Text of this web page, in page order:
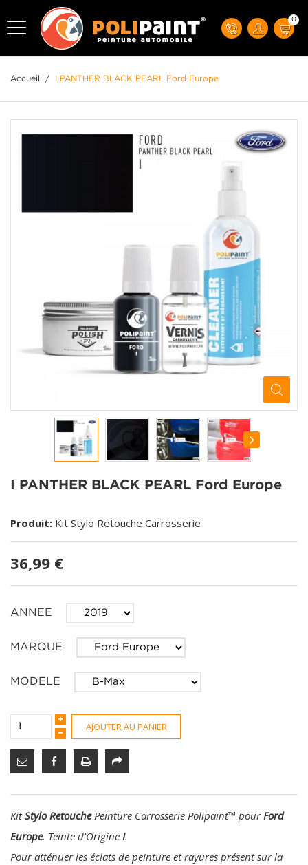
0
Accueil / I PANTHER BLACK PEARL Ford Europe
I PANTHER BLACK PEARL Ford Europe
Produit: Kit Stylo Retouche Carrosserie
36,99 €
ANNEE
MARQUE
MODELE
AJOUTER AU PANIER
KitStylo RetouchePeinture Carrosserie Polipaint™ pourFord
Europe. Teinte d'Origine I.
Pour atténuer les éclats de peinture et rayures présent sur la